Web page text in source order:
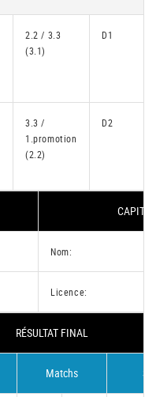
2.2 / 3.3
(3.1)
D1
3.3 /
1.promotion
(2.2)
D2
Nom:
Licence:
RÉSULTAT FINAL
Matchs